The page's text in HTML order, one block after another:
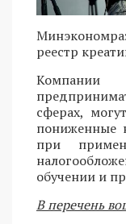
реестр
сферах,
пониженные
при
обучении и
В перечень